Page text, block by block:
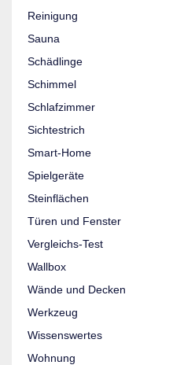
Reinigung
Sauna
Schädlinge
Schimmel
Schlafzimmer
Sichtestrich
Smart-Home
Spielgeräte
Steinflächen
Türen und Fenster
Vergleichs-Test
Wallbox
Wände und Decken
Werkzeug
Wissenswertes
Wohnung